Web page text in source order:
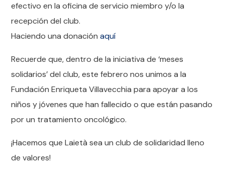
efectivo en la oficina de servicio miembro y/o la
recepción del club.
Haciendo una donaciónaquí
Recuerde que, dentro de la iniciativa de ‘meses
solidarios’ del club, este febrero nos unimos a la
Fundación Enriqueta Villavecchia para apoyar a los
niños y jóvenes que han fallecido o que están pasando
por un tratamiento oncológico.
¡Hacemos que Laietà sea un club de solidaridad lleno
de valores!